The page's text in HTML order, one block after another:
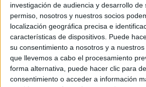
investigación de audiencia y desarrollo de
permiso, nosotros y nuestros socios
localización geográfica precisa e
características de dispositivos. Puede
su consentimiento a nosotros y a
que llevemos a cabo el procesamiento
forma alternativa, puede hacer clic para
consentimiento o acceder a información
Seleccionar por provincia
Almería(1)
Barcelona(7)
A Coruña(2)
Granada(2)
Lugo(1)
Madrid(3)